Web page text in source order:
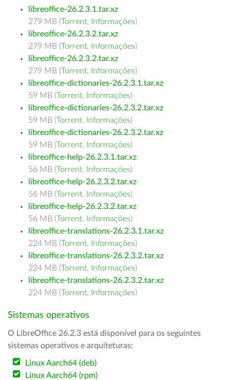
libreoffice-26.2.3.1.tar.xz
279 MB (Torrent, Informações)
libreoffice-26.2.3.2.tar.xz
279 MB (Torrent, Informações)
libreoffice-26.2.3.2.tar.xz
279 MB (Torrent, Informações)
libreoffice-dictionaries-26.2.3.1.tar.xz
59 MB (Torrent, Informações)
libreoffice-dictionaries-26.2.3.2.tar.xz
59 MB (Torrent, Informações)
libreoffice-dictionaries-26.2.3.2.tar.xz
59 MB (Torrent, Informações)
libreoffice-help-26.2.3.1.tar.xz
56 MB (Torrent, Informações)
libreoffice-help-26.2.3.2.tar.xz
56 MB (Torrent, Informações)
libreoffice-help-26.2.3.2.tar.xz
56 MB (Torrent, Informações)
libreoffice-translations-26.2.3.1.tar.xz
224 MB (Torrent, Informações)
libreoffice-translations-26.2.3.2.tar.xz
224 MB (Torrent, Informações)
libreoffice-translations-26.2.3.2.tar.xz
224 MB (Torrent, Informações)
Sistemas operativos
O LibreOffice 26.2.3 está disponível para os seguintes
sistemas operativos e arquiteturas:
Linux Aarch64 (deb)
Linux Aarch64 (rpm)